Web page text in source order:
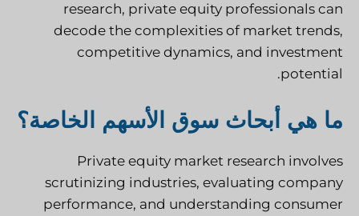
research, private equity professionals can
decode the complexities of market trends,
competitive dynamics, and investment
potential.
ما هي أبحاث سوق الأسهم الخاصة؟
Private equity market research involves
scrutinizing industries, evaluating company
performance, and understanding consumer